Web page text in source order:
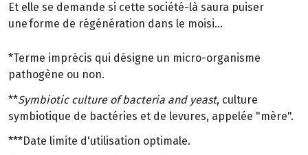
Et elle se demande si cette société-là saura puiser
une forme de régénération dans le moisi...
*Terme imprécis qui désigne un micro-organisme
pathogène ou non.
**Symbiotic culture of bacteria and yeast, culture
symbiotique de bactéries et de levures, appelée "mère".
***Date limite d'utilisation optimale.